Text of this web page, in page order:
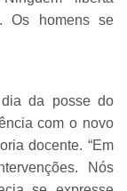
Os homens se
da posse do
com o novo
docente. “Em
Nós